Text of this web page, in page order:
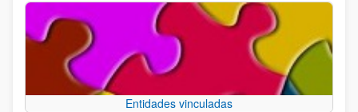
Entidades vinculadas